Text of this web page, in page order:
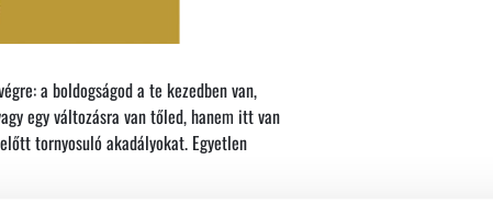
a boldogságod a te kezedben van,
egy változásra van tőled, hanem itt van
tornyosuló akadályokat. Egyetlen